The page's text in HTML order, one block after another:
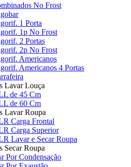
No Frost
1 Porta
1p No Frost
2 Portas
2p No Frost
Americanos
Americanos 4 Portas
Lavar Louça
de 45 Cm
de 60 Cm
Lavar Roupa
Carga Frontal
Carga Superior
Lavar e Secar Roupa
Secar Roupa
Por Condensação